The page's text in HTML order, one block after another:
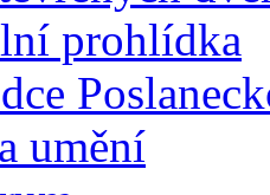
prohlídka
umění